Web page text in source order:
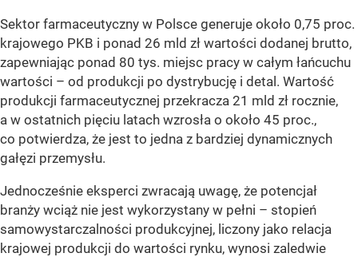
Sektor farmaceutyczny w Polsce generuje około 0,75 proc.
krajowego PKB i ponad 26 mld zł wartości dodanej brutto,
zapewniając ponad 80 tys. miejsc pracy w całym łańcuchu
wartości – od produkcji po dystrybucję i detal. Wartość
produkcji farmaceutycznej przekracza 21 mld zł rocznie,
a w ostatnich pięciu latach wzrosła o około 45 proc.,
co potwierdza, że jest to jedna z bardziej dynamicznych
gałęzi przemysłu.
Jednocześnie eksperci zwracają uwagę, że potencjał
branży wciąż nie jest wykorzystany w pełni – stopień
samowystarczalności produkcyjnej, liczony jako relacja
krajowej produkcji do wartości rynku, wynosi zaledwie